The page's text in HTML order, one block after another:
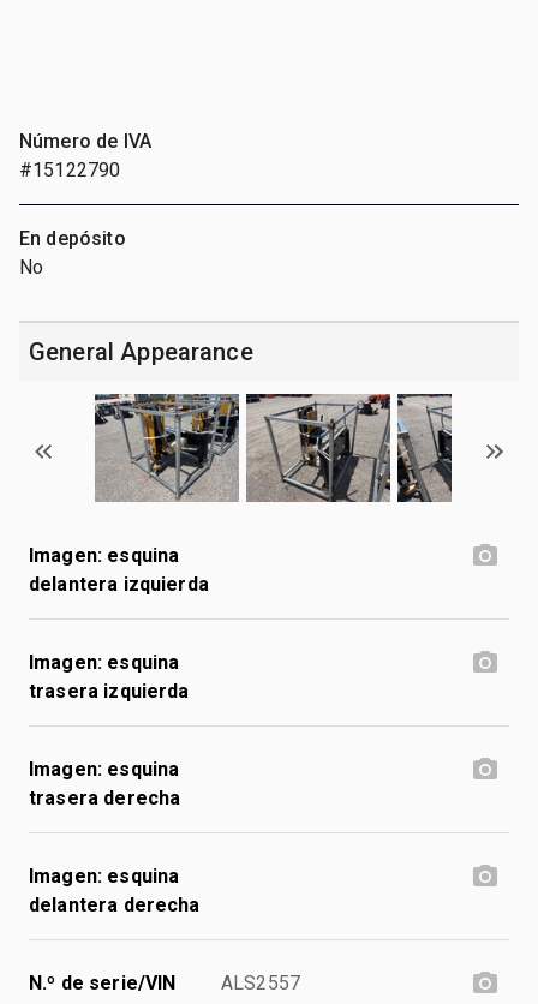
Número de IVA
#15122790
En depósito
No
General Appearance
Imagen: esquina
delantera izquierda
Imagen: esquina
trasera izquierda
Imagen: esquina
trasera derecha
Imagen: esquina
delantera derecha
N.º de serie/VIN ALS2557